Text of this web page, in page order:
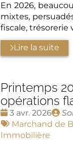
En 2026,
mixtes,
fiscale, trésorerie
Lire la suite
Printemps
opérations
Date
:
3 avr. 2026
Tags
:
Marchand de
Immobilière